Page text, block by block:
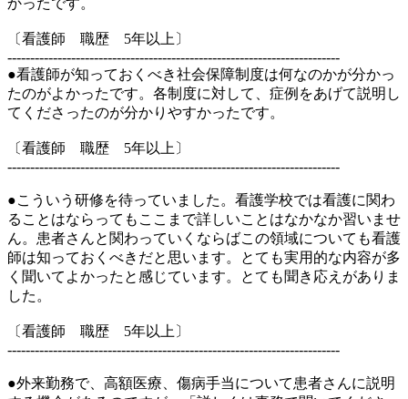
かったです。
〔看護師 職歴 5年以上〕
-------------------------------------------------------------------------
●看護師が知っておくべき社会保障制度は何なのかが分かっ
たのがよかったです。各制度に対して、症例をあげて説明し
てくださったのが分かりやすかったです。
〔看護師 職歴 5年以上〕
-------------------------------------------------------------------------
●こういう研修を待っていました。看護学校では看護に関わ
ることはならってもここまで詳しいことはなかなか習いませ
ん。患者さんと関わっていくならばこの領域についても看護
師は知っておくべきだと思います。とても実用的な内容が多
く聞いてよかったと感じています。とても聞き応えがありま
した。
〔看護師 職歴 5年以上〕
-------------------------------------------------------------------------
●外来勤務で、高額医療、傷病手当について患者さんに説明